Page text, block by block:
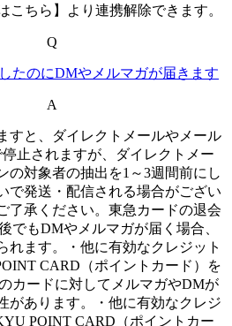
こちら】より連携解除できます。
Q
たのにDMやメルマガが届きます
A
すと、ダイレクトメールやメール
止されますが、ダイレクトメー
の対象者の抽出を1～3週間前にし
で発送・配信される場合がござい
了承ください。東急カードの退会
でもDMやメルマガが届く場合、
れます。・他に有効なクレジット
CARD（ポイントカード）を
カードに対してメルマガやDMが
があります。・他に有効なクレジ
POINT CARD（ポイントカー